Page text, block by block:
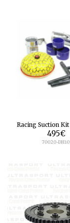
Racing Suction Kit
495€
70020-